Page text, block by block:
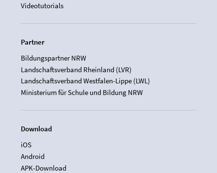
Videotutorials
Partner
Bildungspartner NRW
Landschaftsverband Rheinland (LVR)
Landschaftsverband Westfalen-Lippe (LWL)
Ministerium für Schule und Bildung NRW
Download
iOS
Android
APK-Download